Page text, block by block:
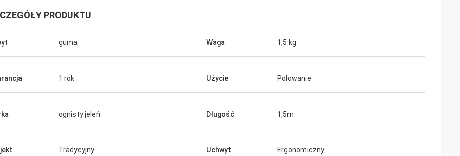
PRODUKTU
guma Waga 1,5 kg
1 rok Użycie Polowanie
ognisty jeleń Długość 1,5m
Tradycyjny Uchwyt Ergonomiczny